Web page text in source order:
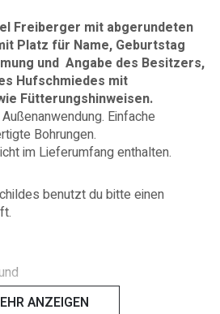
Freiberger mit abgerundeten
Platz für Name, Geburtstag
und Angabe des Besitzers,
Hufschmiedes mit
Fütterungshinweisen.
Einfache
Bohrungen.
im Lieferumfang enthalten.
benutzt du bitte einen
ANZEIGEN